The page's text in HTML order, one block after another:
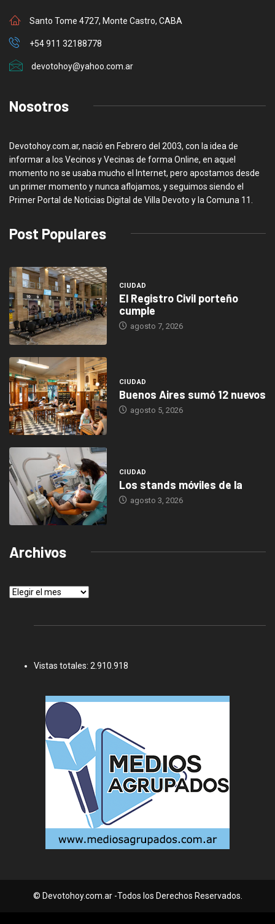
Santo Tome 4727, Monte Castro, CABA
+54 911 32188778
devotohoy@yahoo.com.ar
Nosotros
Devotohoy.com.ar, nació en Febrero del 2003, con la idea de
informar a los Vecinos y Vecinas de forma Online, en aquel
momento no se usaba mucho el Internet, pero apostamos desde
un primer momento y nunca aflojamos, y seguimos siendo el
Primer Portal de Noticias Digital de Villa Devoto y la Comuna 11.
Post Populares
CIUDAD
El Registro Civil porteño
cumple
agosto 7, 2026
CIUDAD
Buenos Aires sumó 12 nuevos
agosto 5, 2026
CIUDAD
Los stands móviles de la
agosto 3, 2026
Archivos
Archivos
Vistas totales: 2.910.918
© Devotohoy.com.ar -Todos los Derechos Reservados.